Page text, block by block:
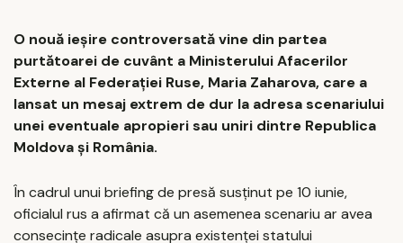
O nouă ieșire controversată vine din partea
purtătoarei de cuvânt a Ministerului Afacerilor
Externe al Federației Ruse, Maria Zaharova, care a
lansat un mesaj extrem de dur la adresa scenariului
unei eventuale apropieri sau uniri dintre Republica
Moldova și România.
În cadrul unui briefing de presă susținut pe 10 iunie,
oficialul rus a afirmat că un asemenea scenariu ar avea
consecințe radicale asupra existenței statului